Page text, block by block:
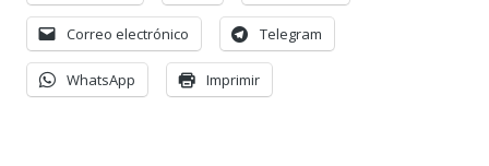
Correo electrónico Telegram
WhatsApp Imprimir